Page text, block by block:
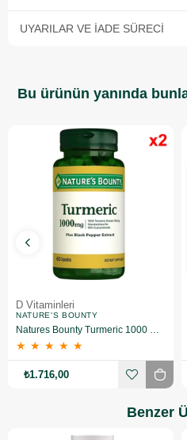
UYARILAR VE İADE SÜRECI
Bu ürünün yanında
D Vitaminleri
NATURE'S BOUNTY
★ ★ ★ ★ ★
₺1.716,00
Benzer